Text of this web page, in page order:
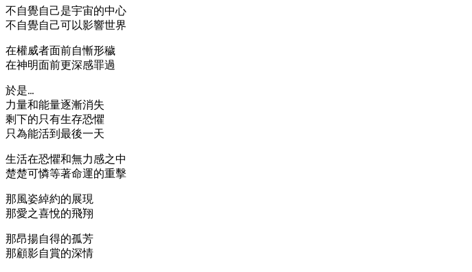
不自覺自己是宇宙的中心
不自覺自己可以影響世界
在權威者面前自慚形穢
在神明面前更深感罪過
於是…
力量和能量逐漸消失
剩下的只有生存恐懼
只為能活到最後一天
生活在恐懼和無力感之中
楚楚可憐等著命運的重擊
那風姿綽約的展現
那愛之喜悅的飛翔
那昂揚自得的孤芳
那顧影自賞的深情